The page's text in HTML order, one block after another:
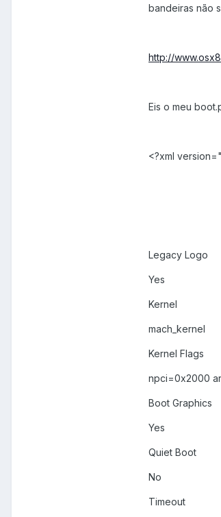
bandeiras não
http://
Eis o meu
<?xml
Legacy Logo
Yes
Kernel
mach_kernel
Kernel Flags
npci=0x2000
Boot Graphics
Yes
Quiet Boot
No
Timeout